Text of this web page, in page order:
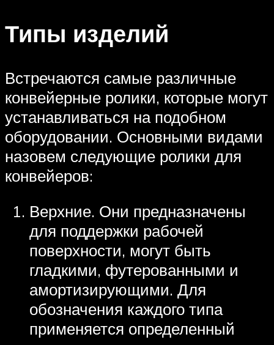
Типы изделий
Встречаются самые различные
конвейерные ролики, которые могут
устанавливаться на подобном
оборудовании. Основными видами
назовем следующие ролики для
конвейеров:
Верхние. Они предназначены
для поддержки рабочей
поверхности, могут быть
гладкими, футерованными и
амортизирующими. Для
обозначения каждого типа
применяется определенный